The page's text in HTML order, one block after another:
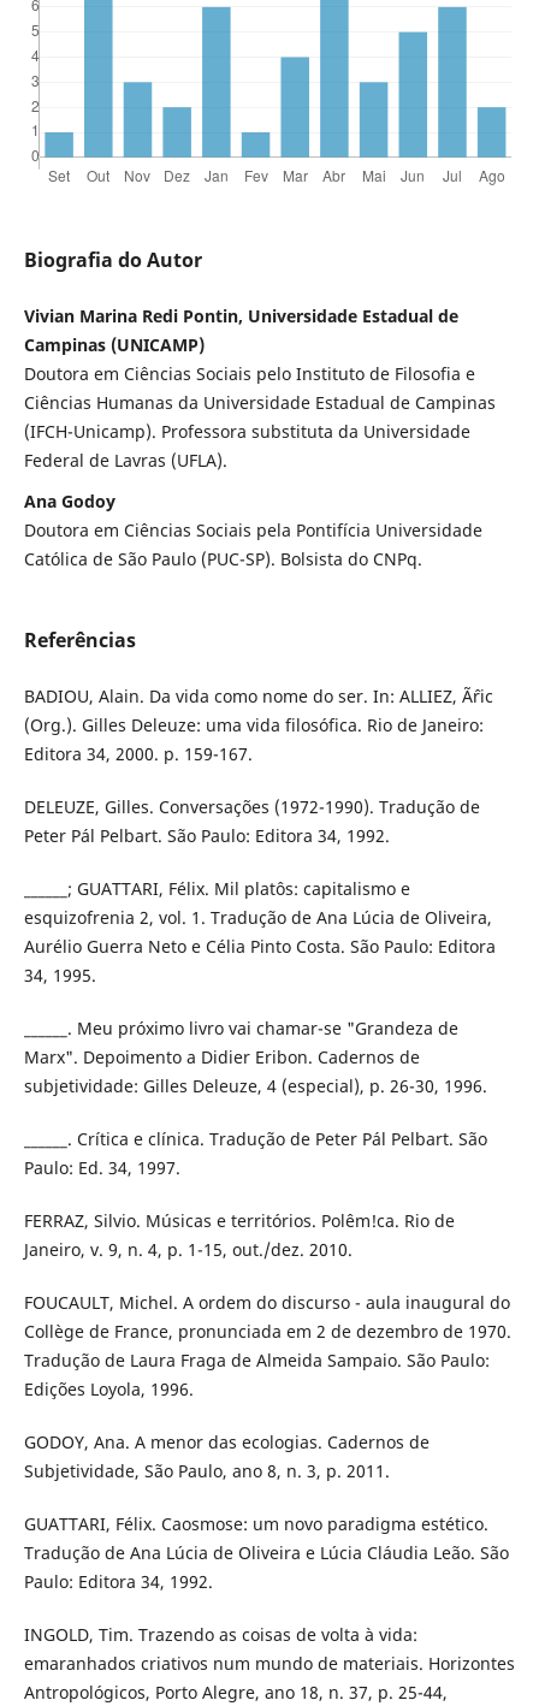
Biografia do Autor
Vivian Marina Redi Pontin, Universidade Estadual de
Campinas (UNICAMP)
Doutora em Ciências Sociais pelo Instituto de Filosofia e
Ciências Humanas da Universidade Estadual de Campinas
(IFCH-Unicamp). Professora substituta da Universidade
Federal de Lavras (UFLA).
Ana Godoy
Doutora em Ciências Sociais pela Pontifícia Universidade
Católica de São Paulo (PUC-SP). Bolsista do CNPq.
Referências
BADIOU, Alain. Da vida como nome do ser. In: ALLIEZ, Ãˆric
(Org.). Gilles Deleuze: uma vida filosófica. Rio de Janeiro:
Editora 34, 2000. p. 159-167.
DELEUZE, Gilles. Conversações (1972-1990). Tradução de
Peter Pál Pelbart. São Paulo: Editora 34, 1992.
______; GUATTARI, Félix. Mil platôs: capitalismo e
esquizofrenia 2, vol. 1. Tradução de Ana Lúcia de Oliveira,
Aurélio Guerra Neto e Célia Pinto Costa. São Paulo: Editora
34, 1995.
______. Meu próximo livro vai chamar-se "Grandeza de
Marx". Depoimento a Didier Eribon. Cadernos de
subjetividade: Gilles Deleuze, 4 (especial), p. 26-30, 1996.
______. Crítica e clínica. Tradução de Peter Pál Pelbart. São
Paulo: Ed. 34, 1997.
FERRAZ, Silvio. Músicas e territórios. Polêm!ca. Rio de
Janeiro, v. 9, n. 4, p. 1-15, out./dez. 2010.
FOUCAULT, Michel. A ordem do discurso - aula inaugural do
Collège de France, pronunciada em 2 de dezembro de 1970.
Tradução de Laura Fraga de Almeida Sampaio. São Paulo:
Edições Loyola, 1996.
GODOY, Ana. A menor das ecologias. Cadernos de
Subjetividade, São Paulo, ano 8, n. 3, p. 2011.
GUATTARI, Félix. Caosmose: um novo paradigma estético.
Tradução de Ana Lúcia de Oliveira e Lúcia Cláudia Leão. São
Paulo: Editora 34, 1992.
INGOLD, Tim. Trazendo as coisas de volta à vida:
emaranhados criativos num mundo de materiais. Horizontes
Antropológicos, Porto Alegre, ano 18, n. 37, p. 25-44,